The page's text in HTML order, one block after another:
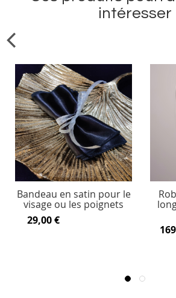
intéresser
Bandeau en satin pour le
visage ou les poignets
29,00 €